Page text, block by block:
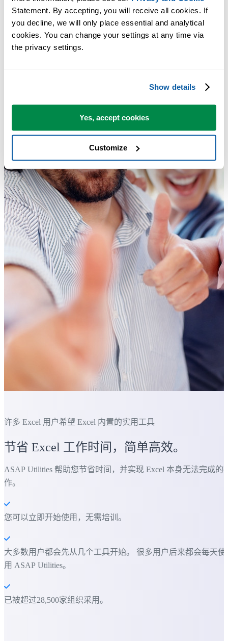
Statement. By accepting, you will receive all cookies. If
you decline, we will only place essential and analytical
cookies. You can change your settings at any time via
the privacy settings.
Show details
Yes, accept cookies
Customize
许多 Excel 用户希望 Excel 内置的实用工具
节省 Excel 工作时间，简单高效。
ASAP Utilities 帮助您节省时间，并实现 Excel 本身无法完成的
作。
您可以立即开始使用，无需培训。
大多数用户都会先从几个工具开始。 很多用户后来都会每天使
用 ASAP Utilities。
已被超过28,500家组织采用。